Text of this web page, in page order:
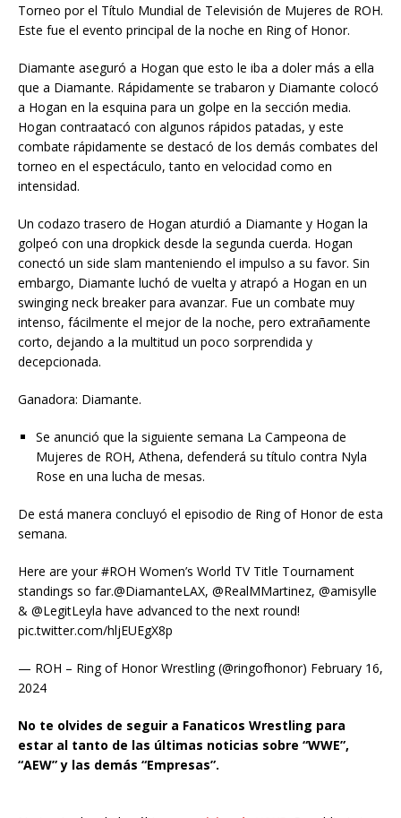
Torneo por el Título Mundial de Televisión de Mujeres de ROH.
Este fue el evento principal de la noche en Ring of Honor.
Diamante aseguró a Hogan que esto le iba a doler más a ella
que a Diamante. Rápidamente se trabaron y Diamante colocó
a Hogan en la esquina para un golpe en la sección media.
Hogan contraatacó con algunos rápidos patadas, y este
combate rápidamente se destacó de los demás combates del
torneo en el espectáculo, tanto en velocidad como en
intensidad.
Un codazo trasero de Hogan aturdió a Diamante y Hogan la
golpeó con una dropkick desde la segunda cuerda. Hogan
conectó un side slam manteniendo el impulso a su favor. Sin
embargo, Diamante luchó de vuelta y atrapó a Hogan en un
swinging neck breaker para avanzar. Fue un combate muy
intenso, fácilmente el mejor de la noche, pero extrañamente
corto, dejando a la multitud un poco sorprendida y
decepcionada.
Ganadora: Diamante.
Se anunció que la siguiente semana La Campeona de
Mujeres de ROH, Athena, defenderá su título contra Nyla
Rose en una lucha de mesas.
De está manera concluyó el episodio de Ring of Honor de esta
semana.
Here are your #ROH Women’s World TV Title Tournament
standings so far.@DiamanteLAX, @RealMMartinez, @amisylle
& @LegitLeyla have advanced to the next round!
pic.twitter.com/hljEUEgX8p
— ROH – Ring of Honor Wrestling (@ringofhonor) February 16,
2024
No te olvides de seguir a Fanaticos Wrestling para
estar al tanto de las últimas noticias sobre “WWE”,
“AEW” y las demás “Empresas”.